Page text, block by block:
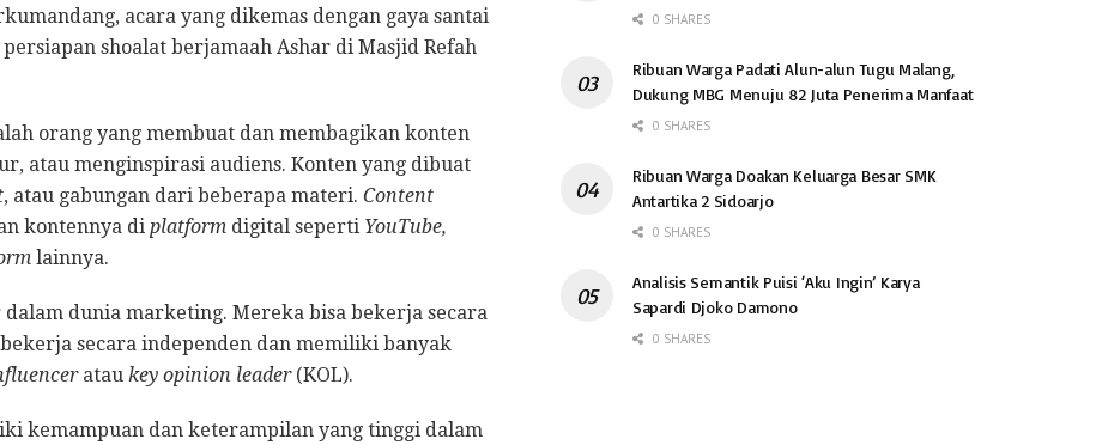
acara yang dikemas dengan gaya santai
shoalat berjamaah Ashar di Masjid Refah
orang yang membuat dan membagikan konten
atau menginspirasi audiens. Konten yang dibuat
, atau gabungan dari beberapa materi. Content
kontennya di platform digital seperti YouTube,
lainnya.
dunia marketing. Mereka bisa bekerja secara
secara independen dan memiliki banyak
atau key opinion leader(KOL).
kemampuan dan keterampilan yang tinggi dalam
0 SHARES
Ribuan Warga Padati Alun-alun Tugu Malang,
Dukung MBG Menuju 82 Juta Penerima Manfaat
0 SHARES
Ribuan Warga Doakan Keluarga Besar SMK
Antartika 2 Sidoarjo
0 SHARES
Analisis Semantik Puisi ‘Aku Ingin’ Karya
Sapardi Djoko Damono
0 SHARES